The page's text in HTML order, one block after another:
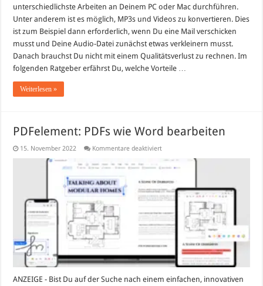
unterschiedlichste Arbeiten an Deinem PC oder Mac durchführen.
Unter anderem ist es möglich, MP3s und Videos zu konvertieren. Dies
ist zum Beispiel dann erforderlich, wenn Du eine Mail verschicken
musst und Deine Audio-Datei zunächst etwas verkleinern musst.
Danach brauchst Du nicht mit einem Qualitätsverlust zu rechnen. Im
folgenden Ratgeber erfährst Du, welche Vorteile …
Weiterlesen »
PDFelement: PDFs wie Word bearbeiten
15. November 2022 Kommentare deaktiviertfür
PDFs
wie
bearbeiten
ANZEIGE - Bist Du auf der Suche nach einem einfachen, innovativen